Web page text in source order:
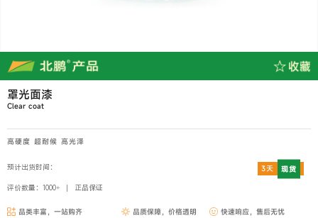
罩光面漆
Clear coat
高硬度 超耐候 高光泽
预计出货时间： 3天 现货
评价数量：1000+ 正品保证
品类丰富，一站购齐 品质保障，价格透明 快速响应，售后无忧